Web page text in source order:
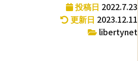
投稿日 2022.7.23
更新日 2023.12.11
libertynet